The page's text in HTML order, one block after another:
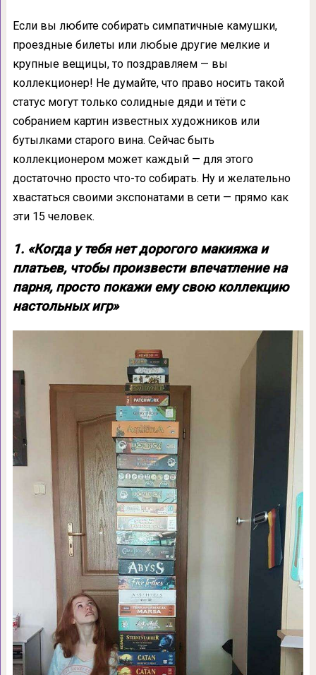
Если вы любите собирать симпатичные камушки,
проездные билеты или любые другие мелкие и
крупные вещицы, то поздравляем — вы
коллекционер! Не думайте, что право носить такой
статус могут только солидные дяди и тёти с
собранием картин известных художников или
бутылками старого вина. Сейчас быть
коллекционером может каждый — для этого
достаточно просто что-то собирать. Ну и желательно
хвастаться своими экспонатами в сети — прямо как
эти 15 человек.
1. «Когда у тебя нет дорогого макияжа и
платьев, чтобы произвести впечатление на
парня, просто покажи ему свою коллекцию
настольных игр»